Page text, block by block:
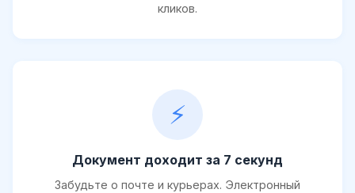
кликов.
⚡
Документ доходит за 7 секунд
Забудьте о почте и курьерах. Электронный